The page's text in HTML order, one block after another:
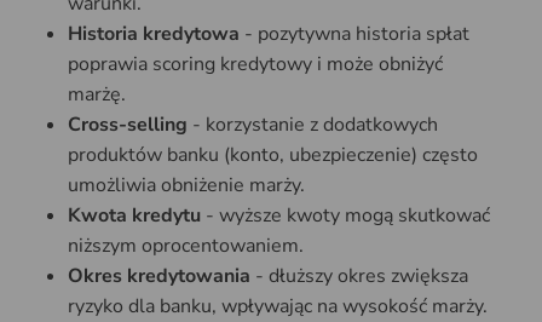
Historia kredytowa - pozytywna historia spłat
poprawia scoring kredytowy i może obniżyć
marżę.
Cross-selling - korzystanie z dodatkowych
produktów banku (konto, ubezpieczenie) często
umożliwia obniżenie marży.
Kwota kredytu - wyższe kwoty mogą skutkować
niższym oprocentowaniem.
Okres kredytowania - dłuższy okres zwiększa
ryzyko dla banku, wpływając na wysokość marży.